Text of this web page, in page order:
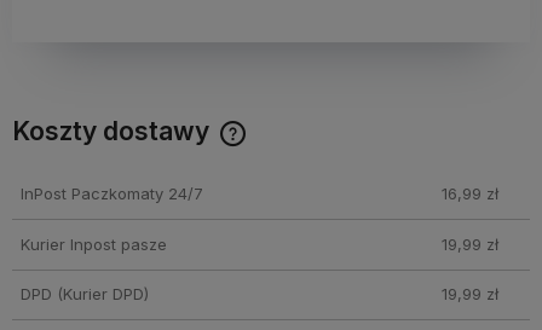
Koszty dostawy
InPost Paczkomaty 24/7 16,99 zł
Kurier Inpost pasze 19,99 zł
DPD (Kurier DPD) 19,99 zł